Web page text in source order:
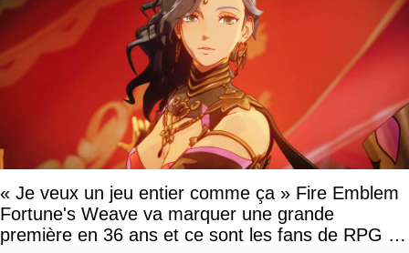
« Je veux un jeu entier comme ça » Fire Emblem
Fortune's Weave va marquer une grande
première en 36 ans et ce sont les fans de RPG en